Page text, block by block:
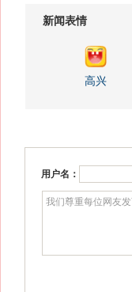
新闻表情
高兴
用户名：